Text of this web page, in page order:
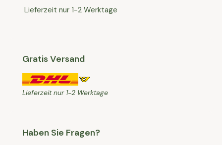
Lieferzeit nur 1-2 Werktage
Gratis Versand
Lieferzeit nur 1-2 Werktage
Haben Sie Fragen?